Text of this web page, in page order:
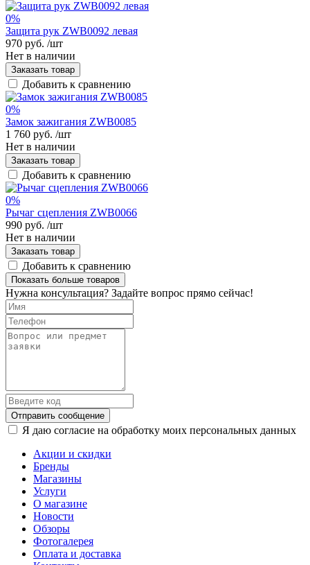
0%
Защита рук ZWB0092 левая
970 руб. /шт
Нет в наличии
Заказать товар
Добавить к сравнению
0%
Замок зажигания ZWB0085
1 760 руб. /шт
Нет в наличии
Заказать товар
Добавить к сравнению
0%
Рычаг сцепления ZWB0066
990 руб. /шт
Нет в наличии
Заказать товар
Добавить к сравнению
Показать больше товаров
Нужна консультация? Задайте вопрос прямо сейчас!
Отправить сообщение
Я даю согласие на обработку моих персональных данных
Акции и скидки
Бренды
Магазины
Услуги
О магазине
Новости
Обзоры
Фотогалерея
Оплата и доставка